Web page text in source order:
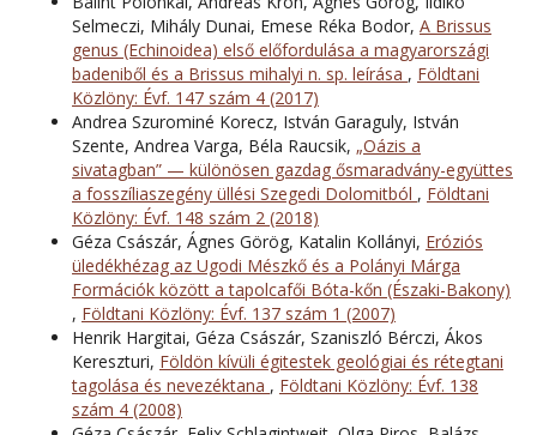
Selmeczi, Mihály Dunai, Emese Réka Bodor, A Brissus
genus (Echinoidea) első előfordulása a magyarországi
badeniből és a Brissus mihalyi n. sp. leírása , Földtani
Közlöny: Évf. 147 szám 4 (2017)
Andrea Szurominé Korecz, István Garaguly, István
Szente, Andrea Varga, Béla Raucsik, „Oázis a
sivatagban” — különösen gazdag ősmaradvány-együttes
a fosszíliaszegény üllési Szegedi Dolomitból , Földtani
Közlöny: Évf. 148 szám 2 (2018)
Géza Császár, Ágnes Görög, Katalin Kollányi, Eróziós
üledékhézag az Ugodi Mészkő és a Polányi Márga
Formációk között a tapolcafői Bóta-kőn (Északi-Bakony)
, Földtani Közlöny: Évf. 137 szám 1 (2007)
Henrik Hargitai, Géza Császár, Szaniszló Bérczi, Ákos
Kereszturi, Földön kívüli égitestek geológiai és rétegtani
tagolása és nevezéktana , Földtani Közlöny: Évf. 138
szám 4 (2008)